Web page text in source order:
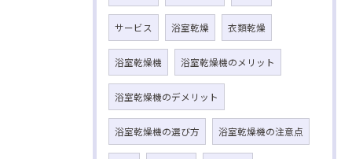
サービス 浴室乾燥 衣類乾燥
浴室乾燥機 浴室乾燥機のメリット
浴室乾燥機のデメリット
浴室乾燥機の選び方 浴室乾燥機の注意点